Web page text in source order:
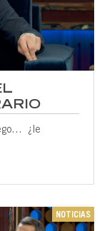
¿le
NOTICIAS